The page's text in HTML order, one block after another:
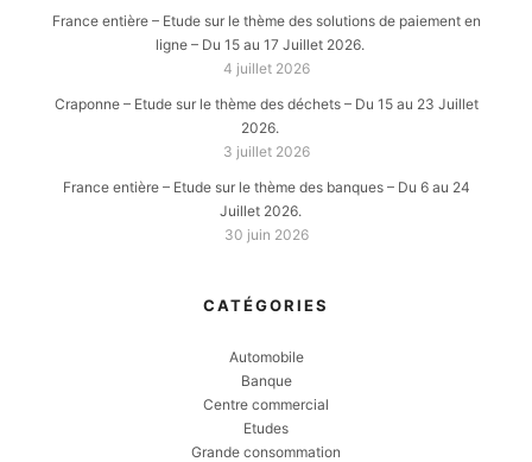
France entière – Etude sur le thème des solutions de paiement en
ligne – Du 15 au 17 Juillet 2026.
4 juillet 2026
Craponne – Etude sur le thème des déchets – Du 15 au 23 Juillet
2026.
3 juillet 2026
France entière – Etude sur le thème des banques – Du 6 au 24
Juillet 2026.
30 juin 2026
CATÉGORIES
Automobile
Banque
Centre commercial
Etudes
Grande consommation